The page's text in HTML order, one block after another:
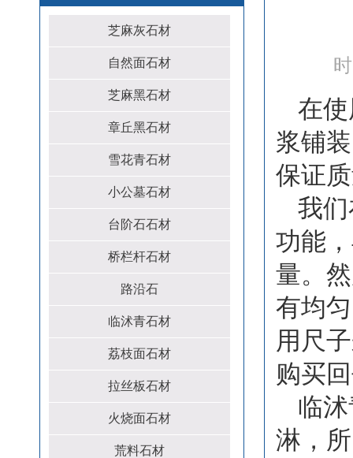
芝麻灰石材
自然面石材
芝麻黑石材
章丘黑石材
雪花青石材
小公墓石材
台阶石石材
桥栏杆石材
路沿石
临沭青石材
荔枝面石材
拉丝板石材
火烧面石材
荒料石材
在
浆铺
保证
我
功能
量。
有均
用尺
购买
临
淋，